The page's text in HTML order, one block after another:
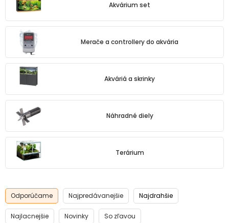
Akvárium set
Merače a controllery do akvária
Akváriá a skrinky
Náhradné diely
Terárium
Odporúčame Najpredávanejšie Najdrahšie
Najlacnejšie Novinky So zľavou